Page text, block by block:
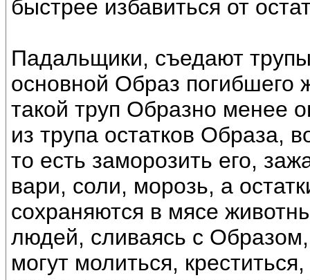
быстрее избавиться от
Падальщики, съедают
основной Образ погибшего
такой труп Образно менее
из трупа остатков Образа,
то есть заморозить его,
вари, соли, морозь, а
сохраняются в мясе
людей, сливаясь с
могут молиться,